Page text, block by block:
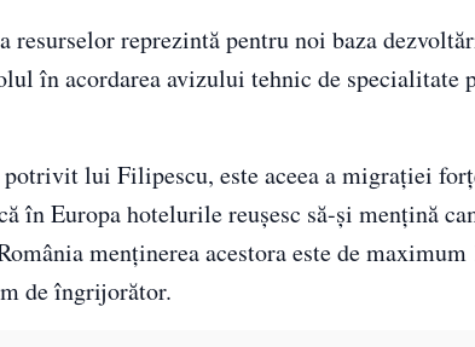
reprezintă pentru noi baza
în acordarea avizului tehnic de specialitate
lui Filipescu, este aceea a migraţiei
în Europa hotelurile reuşesc să-şi menţină
menţinerea acestora este de
de îngrijorător.